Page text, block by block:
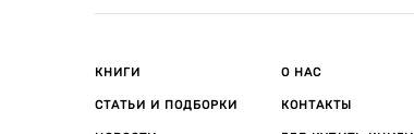
КНИГИ
СТАТЬИ И ПОДБОРКИ
О НАС
КОНТАКТЫ